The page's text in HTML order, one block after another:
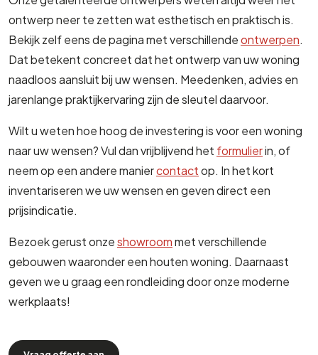
ontwerp neer te zetten wat esthetisch en praktisch is.
Bekijk zelf eens de pagina met verschillendeontwerpen.
Dat betekent concreet dat het ontwerp van uw woning
naadloos aansluit bij uw wensen. Meedenken, advies en
jarenlange praktijkervaring zijn de sleutel daarvoor.
Wilt u weten hoe hoog de investering is voor een woning
naar uw wensen? Vul dan vrijblijvend het formulierin, of
neem op een andere maniercontactop. In het kort
inventariseren we uw wensen en geven direct een
prijsindicatie.
Bezoek gerust onzeshowroommet verschillende
gebouwen waaronder een houten woning. Daarnaast
geven we u graag een rondleiding door onze moderne
werkplaats!